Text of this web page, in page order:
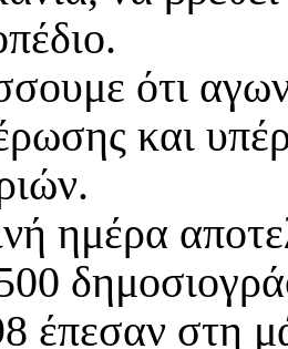
ότι
και
ημέρα
έπεσαν στη